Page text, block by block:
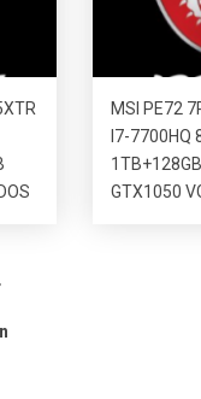
MSI PE72
I7-7700HQ
GTX1050